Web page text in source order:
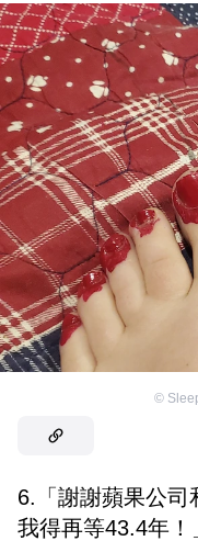
©
6.「謝謝蘋果公司
我得再等43.4年！